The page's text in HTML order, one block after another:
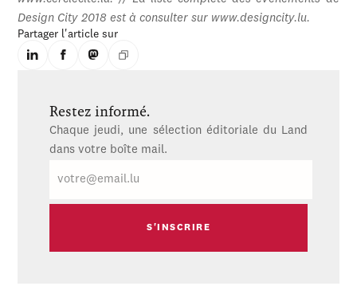
Design City 2018 est à consulter sur www.designcity.lu.
Partager l'article sur
Restez informé.
Chaque jeudi, une sélection éditoriale du Land
dans votre boîte mail.
mail